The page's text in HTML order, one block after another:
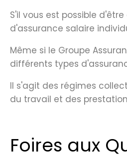
S'il vous est possible
d'assurance salaire
Même si le Groupe
différents types
Il s'agit des régimes
du travail et des
Foires aux